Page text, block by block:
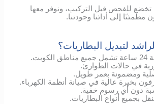
تخضع للفحص قبل التركيب، ونوفر معها
إلى أدائنا وجودتنا.
لتبديل البطاريات؟
في حالات الطوارئ.
ومضمونة بعمر طويل.
بخبرة عالية في صيانة أنظمة الكهرباء.
دون أي رسوم خفية.
بجميع أنواع البطاريات.